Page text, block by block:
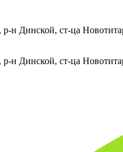
н Динской, ст-ца
н Динской, ст-ца